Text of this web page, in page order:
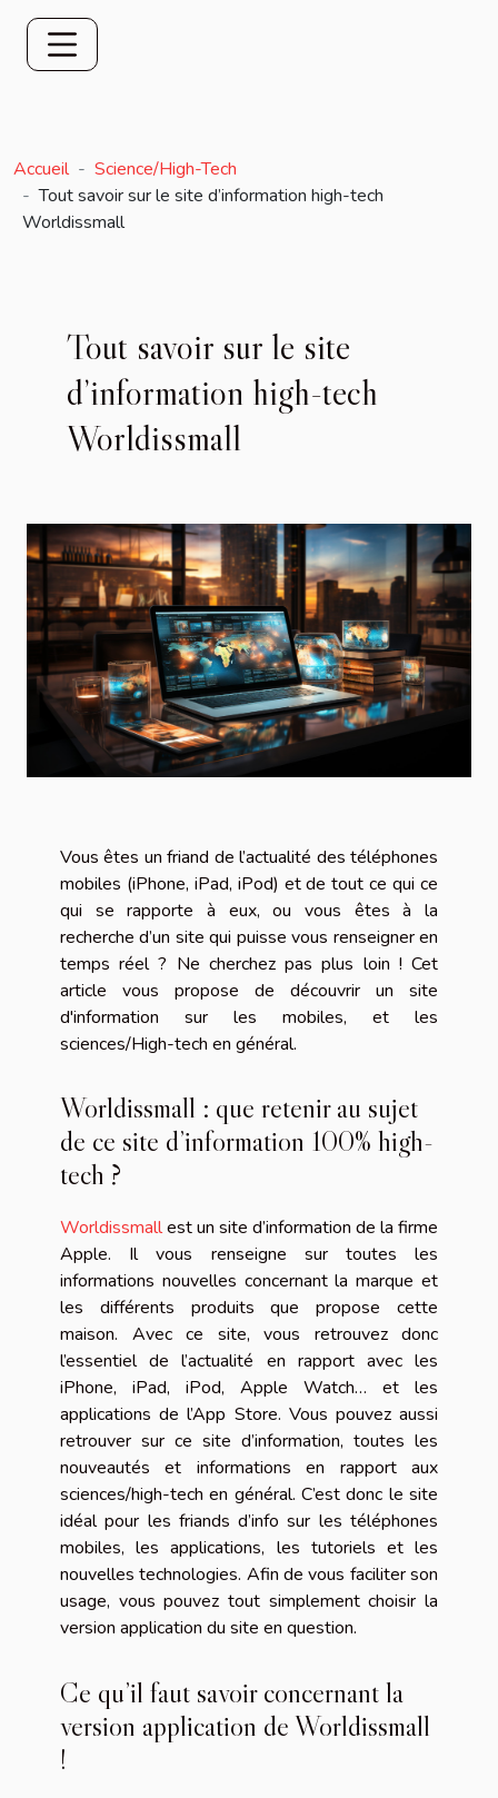
Accueil
Science/High-Tech
Tout savoir sur le site d’information high-tech
Worldissmall
Tout savoir sur le site
d’information high-tech
Worldissmall
Vous êtes un friand de l’actualité des téléphones
mobiles (iPhone, iPad, iPod) et de tout ce qui ce
qui se rapporte à eux, ou vous êtes à la
recherche d’un site qui puisse vous renseigner en
temps réel ? Ne cherchez pas plus loin ! Cet
article vous propose de découvrir un site
d'information sur les mobiles, et les
sciences/High-tech en général.
Worldissmall : que retenir au sujet
de ce site d’information 100% high-
tech ?
Worldissmallest un site d’information de la firme
Apple. Il vous renseigne sur toutes les
informations nouvelles concernant la marque et
les différents produits que propose cette
maison. Avec ce site, vous retrouvez donc
l’essentiel de l’actualité en rapport avec les
iPhone, iPad, iPod, Apple Watch… et les
applications de l’App Store. Vous pouvez aussi
retrouver sur ce site d’information, toutes les
nouveautés et informations en rapport aux
sciences/high-tech en général. C’est donc le site
idéal pour les friands d’info sur les téléphones
mobiles, les applications, les tutoriels et les
nouvelles technologies. Afin de vous faciliter son
usage, vous pouvez tout simplement choisir la
version application du site en question.
Ce qu’il faut savoir concernant la
version application de Worldissmall
!